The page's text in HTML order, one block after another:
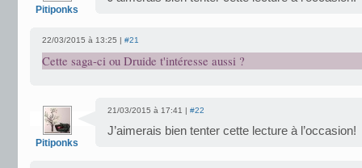
Pitiponks
22/03/2015 à 13:25 | #21
Cette saga-ci ou Druide t'intéresse aussi ?
Pitiponks
21/03/2015 à 17:41 | #22
J’aimerais bien tenter cette lecture à l’occasion!